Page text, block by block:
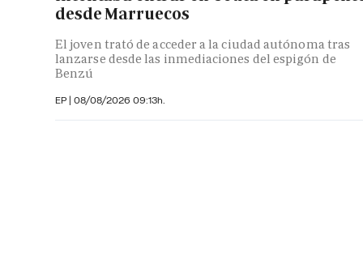
desde Marruecos
El joven trató de acceder a la ciudad autónoma tras
lanzarse desde las inmediaciones del espigón de
Benzú
EP | 08/08/2026 09:13h.